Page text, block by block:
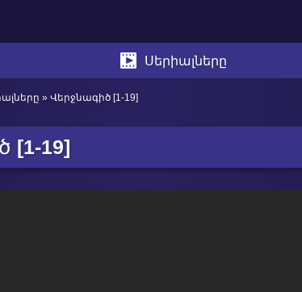
Սերիալները
» Վերջնագիծ [1-19]
[1-19]